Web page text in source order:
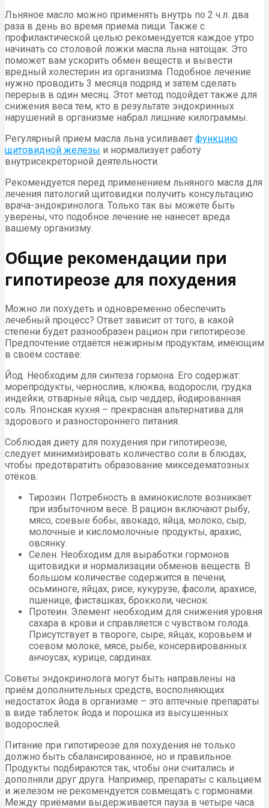
Льняное масло можно применять внутрь по 2 ч.л. два
раза в день во время приема пищи. Также с
профилактической целью рекомендуется каждое утро
начинать со столовой ложки масла льна натощак. Это
поможет вам ускорить обмен веществ и вывести
вредный холестерин из организма. Подобное лечение
нужно проводить 3 месяца подряд и затем сделать
перерыв в один месяц. Этот метод подойдет также для
снижения веса тем, кто в результате эндокринных
нарушений в организме набрал лишние килограммы.
Регулярный прием масла льна усиливает функцию
щитовидной железы и нормализует работу
внутрисекреторной деятельности.
Рекомендуется перед применением льняного масла для
лечения патологий щитовидки получить консультацию
врача-эндокринолога. Только так вы можете быть
уверены, что подобное лечение не нанесет вреда
вашему организму.
Общие рекомендации при
гипотиреозе для похудения
Можно ли похудеть и одновременно обеспечить
лечебный процесс? Ответ зависит от того, в какой
степени будет разнообразен рацион при гипотиреозе.
Предпочтение отдаётся нежирным продуктам, имеющим
в своём составе:
Йод. Необходим для синтеза гормона. Его содержат:
морепродукты, чернослив, клюква, водоросли, грудка
индейки, отварные яйца, сыр чеддер, йодированная
соль. Японская кухня – прекрасная альтернатива для
здорового и разностороннего питания.
Соблюдая диету для похудения при гипотиреозе,
следует минимизировать количество соли в блюдах,
чтобы предотвратить образование микседематозных
отёков.
Тирозин. Потребность в аминокислоте возникает
при избыточном весе. В рацион включают рыбу,
мясо, соевые бобы, авокадо, яйца, молоко, сыр,
молочные и кисломолочные продукты, арахис,
овсянку.
Селен. Необходим для выработки гормонов
щитовидки и нормализации обменов веществ. В
большом количестве содержится в печени,
осьминоге, яйцах, рисе, кукурузе, фасоли, арахисе,
пшенице, фисташках, брокколи, чеснок.
Протеин. Элемент необходим для снижения уровня
сахара в крови и справляется с чувством голода.
Присутствует в твороге, сыре, яйцах, коровьем и
соевом молоке, мясе, рыбе, консервированных
анчоусах, курице, сардинах.
Советы эндокринолога могут быть направлены на
приём дополнительных средств, восполняющих
недостаток йода в организме – это аптечные препараты
в виде таблеток йода и порошка из высушенных
водорослей.
Питание при гипотиреозе для похудения не только
должно быть сбалансированное, но и правильное.
Продукты подбираются так, чтобы они считались и
дополняли друг друга. Например, препараты с кальцием
и железом не рекомендуется совмещать с гормонами.
Между приёмами выдерживается пауза в четыре часа.